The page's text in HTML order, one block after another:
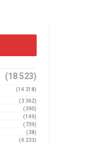
(18 523)
(14 318)
(3 362)
(390)
(149)
(739)
(38)
(4 233)